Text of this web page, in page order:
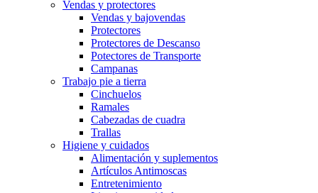
Vendas y protectores
Vendas y bajovendas
Protectores
Protectores de Descanso
Potectores de Transporte
Campanas
Trabajo pie a tierra
Cinchuelos
Ramales
Cabezadas de cuadra
Trallas
Higiene y cuidados
Alimentación y suplementos
Artículos Antimoscas
Entretenimiento